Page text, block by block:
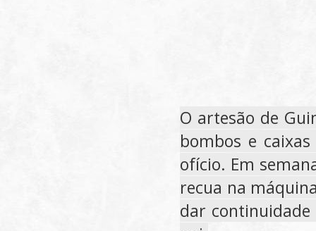
O artesão de
bombos e
ofício. Em
recua na
dar continuidade